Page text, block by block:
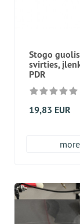
Stogo
svirties,
PDR
19,83 EUR